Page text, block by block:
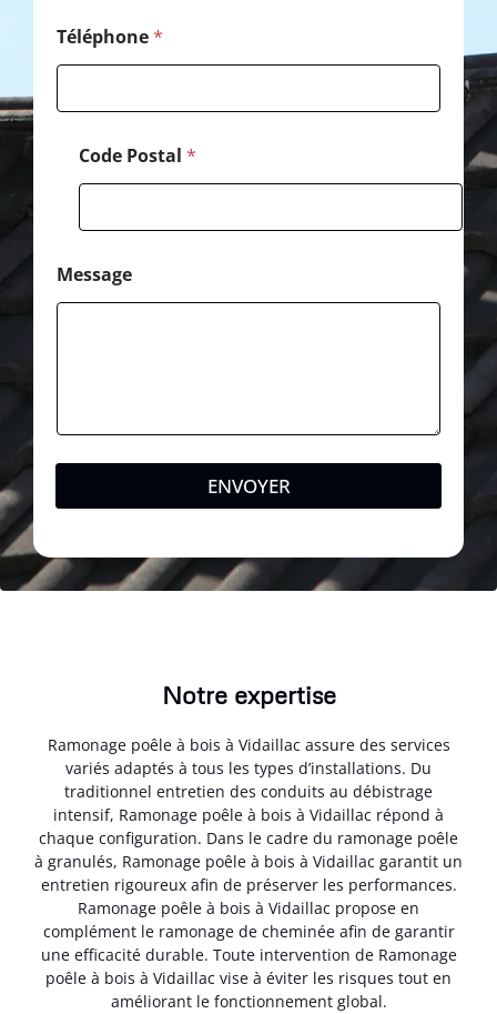
Téléphone*
Code Postal *
Message
ENVOYER
Notre expertise
Ramonage poêle à bois à Vidaillac assure des services
variés adaptés à tous les types d’installations. Du
traditionnel entretien des conduits au débistrage
intensif, Ramonage poêle à bois à Vidaillac répond à
chaque configuration. Dans le cadre du ramonage poêle
à granulés, Ramonage poêle à bois à Vidaillac garantit un
entretien rigoureux afin de préserver les performances.
Ramonage poêle à bois à Vidaillac propose en
complément le ramonage de cheminée afin de garantir
une efficacité durable. Toute intervention de Ramonage
poêle à bois à Vidaillac vise à éviter les risques tout en
améliorant le fonctionnement global.